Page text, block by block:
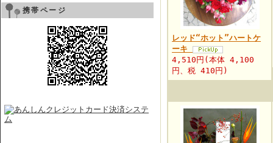
携帯ページ
レッド“ホット”ハートケ
ーキ
4,510円(本体 4,100
円、税 410円)